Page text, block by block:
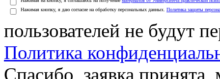
Нажимая кнопку, я даю согласие на обработку персональных данных. Политика защиты
пользователей не будут
Политика
Спасибо, заявка